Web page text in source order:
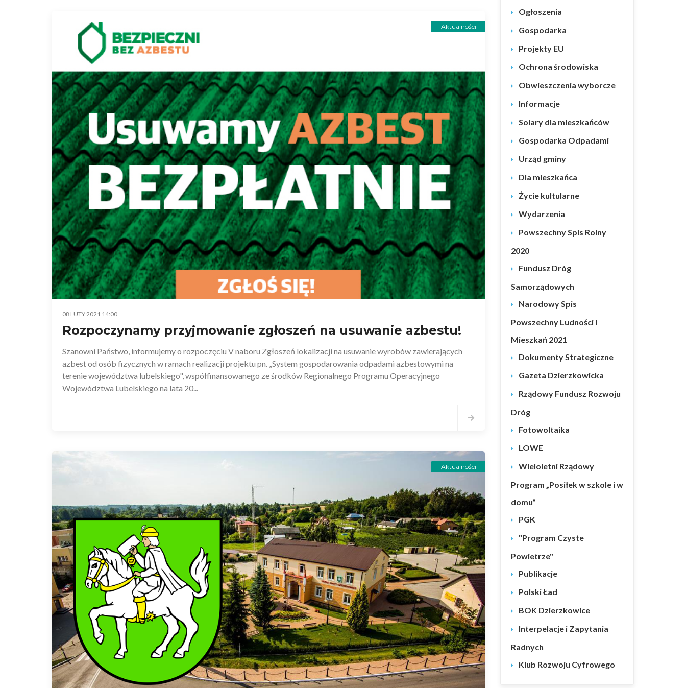
Aktualności
08 LUTY 2021 14:00
Rozpoczynamy przyjmowanie zgłoszeń na usuwanie azbestu!
Szanowni Państwo, informujemy o rozpoczęciu V naboru Zgłoszeń lokalizacji na usuwanie wyrobów zawierających
azbest od osób fizycznych w ramach realizacji projektu pn. „System gospodarowania odpadami azbestowymi na
terenie województwa lubelskiego", współfinansowanego ze środków Regionalnego Programu Operacyjnego
Województwa Lubelskiego na lata 20...
Aktualności
Ogłoszenia
Gospodarka
Projekty EU
Ochrona środowiska
Obwieszczenia wyborcze
Informacje
Solary dla mieszkańców
Gospodarka Odpadami
Urząd gminy
Dla mieszkańca
Życie kultularne
Wydarzenia
Powszechny Spis Rolny
2020
Fundusz Dróg
Samorządowych
Narodowy Spis
Powszechny Ludności i
Mieszkań 2021
Dokumenty Strategiczne
Gazeta Dzierzkowicka
Rządowy Fundusz Rozwoju
Dróg
Fotowoltaika
LOWE
Wieloletni Rządowy
Program „Posiłek w szkole i w
domu”
PGK
"Program Czyste
Powietrze"
Publikacje
Polski Ład
BOK Dzierzkowice
Interpelacje i Zapytania
Radnych
Klub Rozwoju Cyfrowego